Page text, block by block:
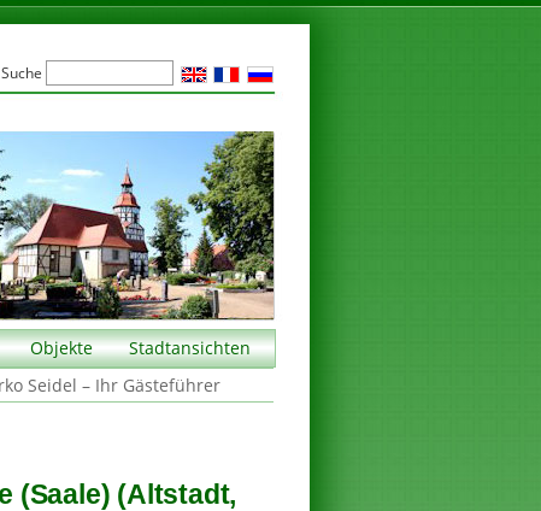
Objekte
Stadtansichten
Seidel – Ihr Gästeführer
(Saale) (Altstadt,
Suche